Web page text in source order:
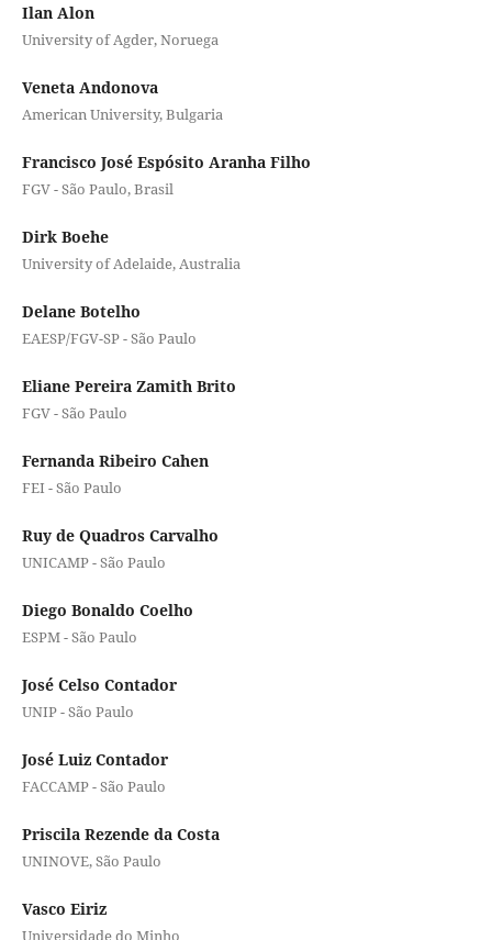
Ilan Alon
University of Agder, Noruega
Veneta Andonova
American University, Bulgaria
Francisco José Espósito Aranha Filho
FGV - São Paulo, Brasil
Dirk Boehe
University of Adelaide, Australia
Delane Botelho
EAESP/FGV-SP - São Paulo
Eliane Pereira Zamith Brito
FGV - São Paulo
Fernanda Ribeiro Cahen
FEI - São Paulo
Ruy de Quadros Carvalho
UNICAMP - São Paulo
Diego Bonaldo Coelho
ESPM - São Paulo
José Celso Contador
UNIP - São Paulo
José Luiz Contador
FACCAMP - São Paulo
Priscila Rezende da Costa
UNINOVE, São Paulo
Vasco Eiriz
Universidade do Minho